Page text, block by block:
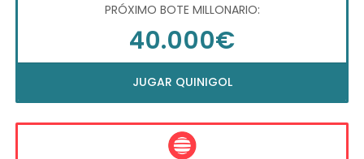
PRÓXIMO BOTE MILLONARIO:
40.000€
JUGAR QUINIGOL